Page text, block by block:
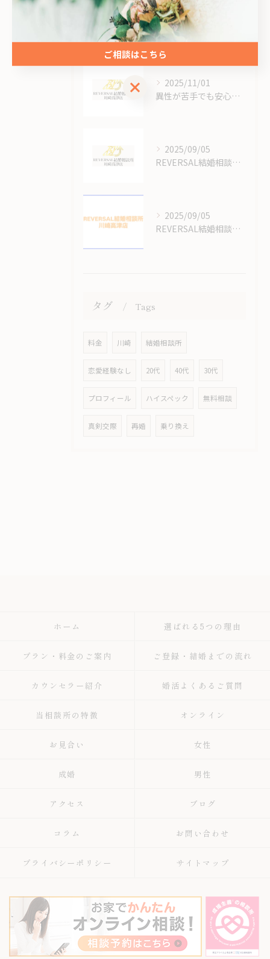
最近の投稿 Recent Posts
2025/11/01
異性が苦手でも安心できる結婚相談所のオンラインサポート体制
2025/09/05
REVERSAL結婚相談所川崎高津店の結婚相談所の料金はいくらかかるの？
2025/09/05
REVERSAL結婚相談所のサイトをリニューアルしてます！
タグ Tags
料金 川崎 結婚相談所
恋愛経験なし 20代 40代 30代
プロフィール ハイスペック 無料相談
真剣交際 再婚 乗り換え
ホーム 選ばれる5つの理由
プラン・料金のご案内 ご登録・結婚までの流れ
カウンセラー紹介 婚活よくあるご質問
当相談所の特徴 オンライン
お見合い 女性
成婚 男性
アクセス ブログ
コラム お問い合わせ
プライバシーポリシー サイトマップ
ご相談はこちら
ご相談はこちら